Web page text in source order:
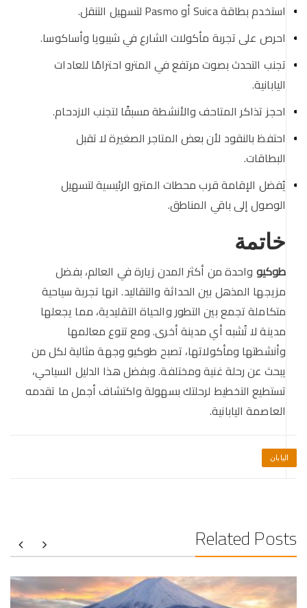
استخدم بطاقة Suica أو Pasmo لتسهيل التنقل.
احرص على تجربة مأكولات الشارع في شيبويا وأساكوسا.
تجنب التحدث بصوت مرتفع في المترو احترامًا للعادات
اليابانية.
احجز تذاكر المتاحف والأنشطة مسبقًا لتجنب الازدحام.
احتفظ بالنقود لأن بعض المتاجر الصغيرة لا تقبل
البطاقات.
يُفضل الإقامة قرب محطات المترو الرئيسية لتسهيل
الوصول إلى باقي المناطق.
خاتمة
طوكيو واحدة من أكثر المدن زيارة في العالم، بفضل
مزيجها المذهل بين الحداثة والتقاليد. انها تجربة سياحية
متكاملة تجمع بين التطور والحياة التقليدية، مما يجعلها
مدينة لا تُشبه أي مدينة أخرى. ومع تنوع معالمها
وأنشطتها ومأكولاتها، تصبح طوكيو وجهة مثالية لكل من
يبحث عن رحلة غنية ومختلفة. وبفضل هذا الدليل السياحي،
تستطيع التخطيط لرحلتك بسهولة واكتشاف أجمل ما تقدمه
العاصمة اليابانية.
اليابان
Related Posts